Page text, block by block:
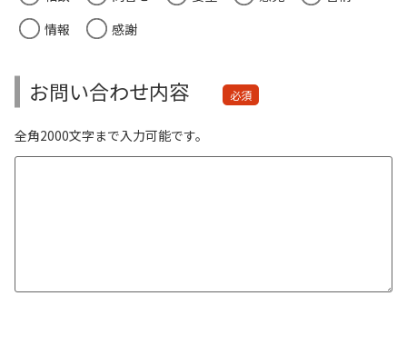
情報
感謝
お問い合わせ内容 必須
全角2000文字まで入力可能です。